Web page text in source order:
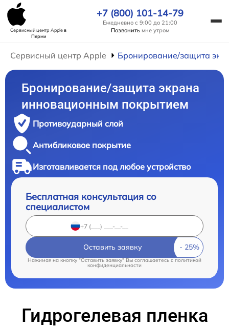
Сервисный центр Appleв
Перми
+7 (800) 101-14-79
Ежедневно с 9:00 до 21:00
Позвонить мне утром
Сервисный центр Apple Бронирование/защита
Бронирование/защита экрана
инновационным покрытием
Противоударный слой
Антибликовое покрытие
Изготавливается под любое устройство
Бесплатная консультация со
специалистом
Оставить заявку
Нажимая на кнопку "Оставить заявку" Вы соглашаетесь cполитикой
конфиденциальности
Гидрогелевая пленка